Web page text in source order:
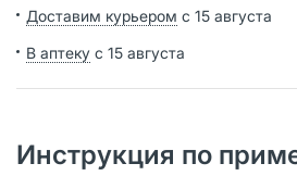
Доставим курьером с 15 августа
В аптеку с 15 августа
Инструкция по